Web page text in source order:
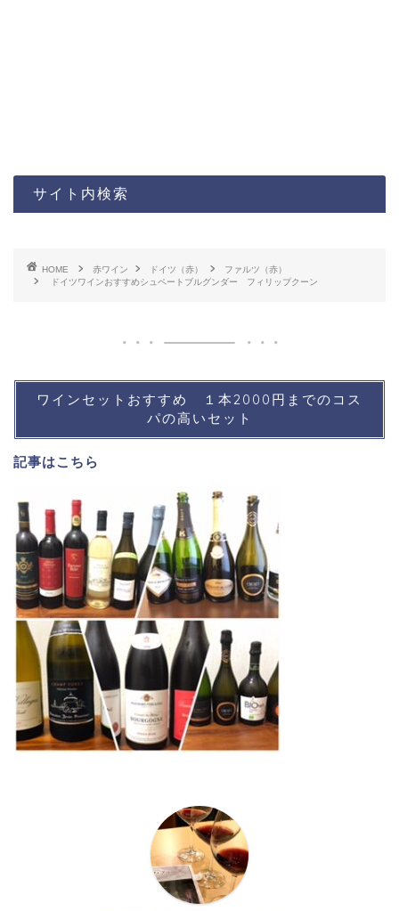
サイト内検索
HOME 赤ワイン ドイツ（赤）
ファルツ（赤）
ドイツワインおすすめシュペートブルグンダー フィリップクーン
ワインセットおすすめ １本2000円までのコス
パの高いセット
記事はこちら